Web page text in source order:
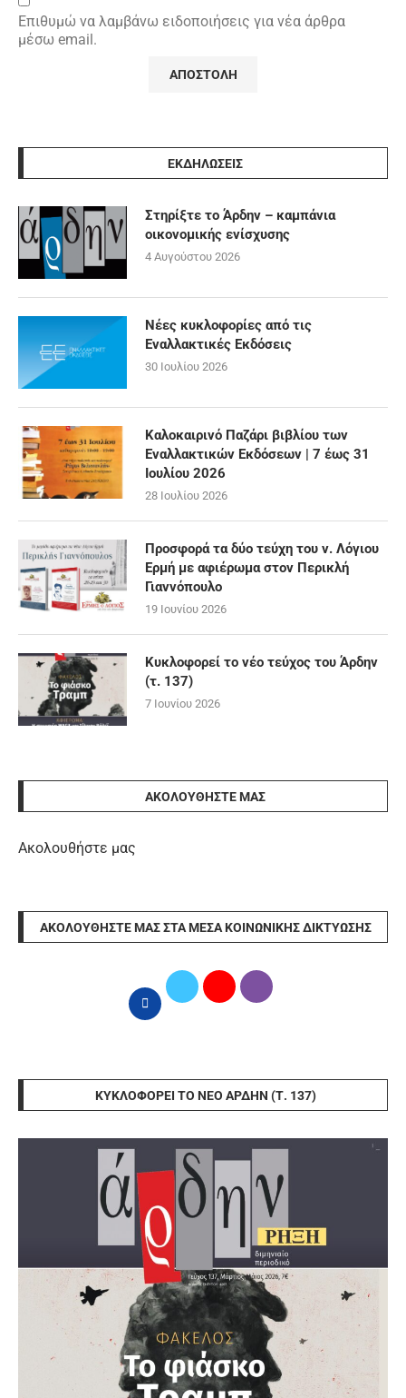
Επιθυμώ να λαμβάνω ειδοποιήσεις για νέα άρθρα
μέσω email.
ΕΚΔΗΛΩΣΕΙΣ
Στηρίξτε το Άρδην – καμπάνια
οικονομικής ενίσχυσης
4 Αυγούστου 2026
Νέες κυκλοφορίες από τις
Εναλλακτικές Εκδόσεις
30 Ιουλίου 2026
Καλοκαιρινό Παζάρι βιβλίου των
Εναλλακτικών Εκδόσεων | 7 έως 31
Ιουλίου 2026
28 Ιουλίου 2026
Προσφορά τα δύο τεύχη του ν. Λόγιου
Ερμή με αφιέρωμα στον Περικλή
Γιαννόπουλο
19 Ιουνίου 2026
Κυκλοφορεί το νέο τεύχος του Άρδην
(τ. 137)
7 Ιουνίου 2026
ΑΚΟΛΟΥΘΉΣΤΕ ΜΑΣ
Ακολουθήστε μας
ΑΚΟΛΟΥΘΉΣΤΕ ΜΑΣ ΣΤΑ ΜΈΣΑ ΚΟΙΝΩΝΙΚΉΣ ΔΙΚΤΎΩΣΗΣ
ΚΥΚΛΟΦΟΡΕΊ ΤΟ ΝΈΟ ΆΡΔΗΝ (Τ. 137)